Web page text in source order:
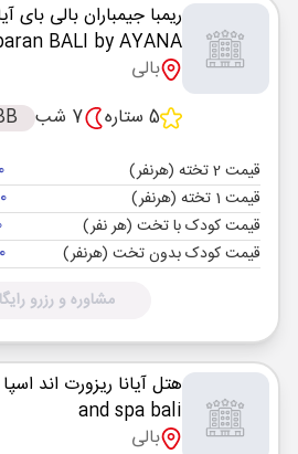
ریمبا جیمباران بالی بای
BALI by AYANA
بالی
5 ستاره
7 شب
قیمت 2 تخته (هرنفر)
قیمت 1 تخته (هرنفر)
قیمت کودک با تخت (هر نفر)
قیمت کودک بدون تخت (هرنفر)
مشاوره و رزرو
هتل آیانا ریزورت اند
and spa bali
بالی